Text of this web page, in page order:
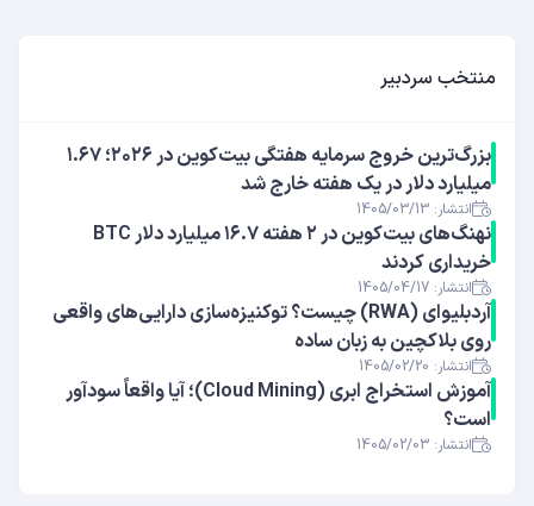
منتخب سردبیر
بزرگ‌ترین خروج سرمایه هفتگی بیت‌کوین در ۲۰۲۶؛ ۱.۶۷
میلیارد دلار در یک هفته خارج شد
انتشار: 1405/03/13
نهنگ‌های بیت‌کوین در ۲ هفته ۱۶.۷ میلیارد دلار BTC
خریداری کردند
انتشار: 1405/04/17
آر‌دبلیوای (RWA) چیست؟ توکنیزه‌سازی دارایی‌های واقعی
روی بلاکچین به زبان ساده
انتشار: 1405/02/20
آموزش استخراج ابری (Cloud Mining)؛ آیا واقعاً سودآور
است؟
انتشار: 1405/02/03